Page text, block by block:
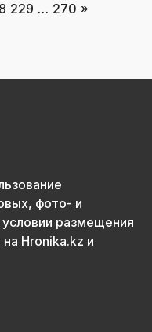
229 … 270 »
фото- и
размещения
Hronika.kz и